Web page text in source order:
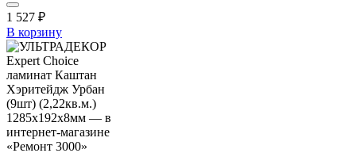
1 527 ₽
В корзину